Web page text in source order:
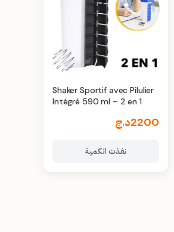
Shaker Sportif avec Pilulier
Intégré 590 ml – 2 en 1
2200د.ج
نفذت الكمية